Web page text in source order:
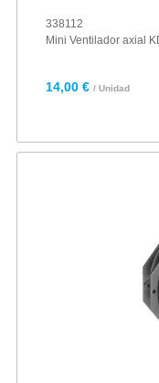
338112
Mini Ventilador axial
14,00 € / Unidad